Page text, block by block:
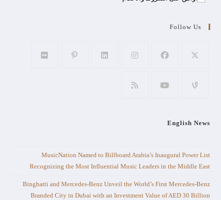
Follow Us
English News
MusicNation Named to Billboard Arabia’s Inaugural Power List
Recognizing the Most Influential Music Leaders in the Middle East
Binghatti and Mercedes-Benz Unveil the World’s First Mercedes-Benz
Branded City in Dubai with an Investment Value of AED 30 Billion